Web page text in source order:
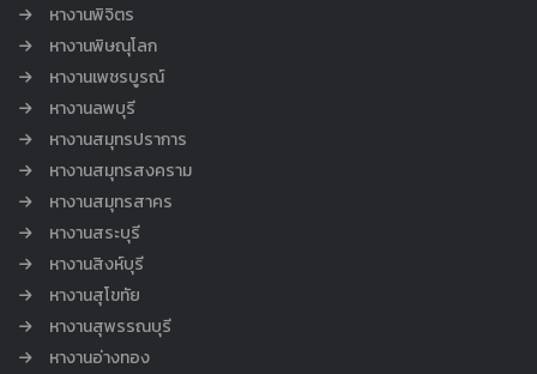
หางานพิจิตร
หางานพิษณุโลก
หางานเพชรบูรณ์
หางานลพบุรี
หางานสมุทรปราการ
หางานสมุทรสงคราม
หางานสมุทรสาคร
หางานสระบุรี
หางานสิงห์บุรี
หางานสุโขทัย
หางานสุพรรณบุรี
หางานอ่างทอง